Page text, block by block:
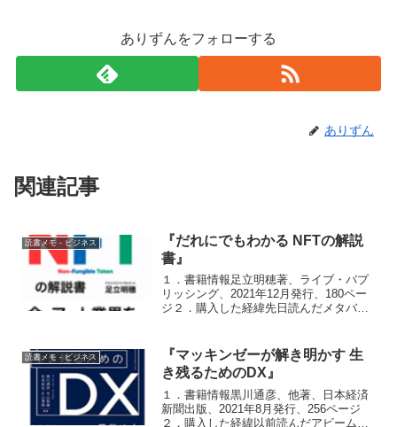
ありずんをフォローする
ありずん
関連記事
読書メモ - ビジネス
『だれにでもわかる NFTの解説
書』
１．書籍情報足立明穂著、ライブ・バプ
リッシング、2021年12月発行、180ペー
ジ２．購入した経緯先日読んだメタバー
が分かりやすく、ページも十分に割かれ
ており、役に立...
読書メモ - ビジネス
『マッキンゼーが解き明かす 生
き残るためのDX』
１．書籍情報黒川通彦、他著、日本経済
新聞出版、2021年8月発行、256ページ
２．購入した経緯以前読んだアビームコ